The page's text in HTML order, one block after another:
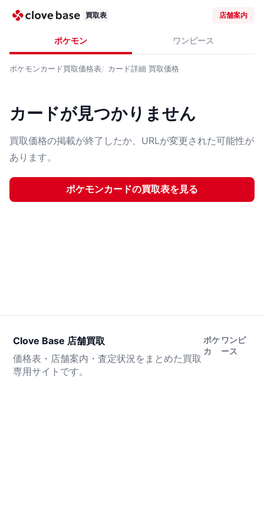
買取表 店舗案内
ポケモン ワンピース
ポケモンカード買取価格表 カード詳細 買取価格
カードが見つかりません
買取価格の掲載が終了したか、URLが変更された可能性が
あります。
ポケモンカードの買取表を見る
Clove Base 店舗買取
価格表・店舗案内・査定状況をまとめた買取
専用サイトです。
ポケ
カ
ワンピ
ース